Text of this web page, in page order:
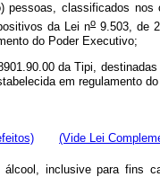
classificados
da Lei no9.503, de
do Poder Executivo;
da Tipi,
em regulamento
(Vide Lei
inclusive para fins